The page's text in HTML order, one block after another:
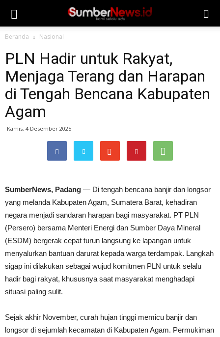
Beranda Nasional
PLN Hadir untuk Rakyat,
Menjaga Terang dan Harapan
di Tengah Bencana Kabupaten
Agam
Kamis, 4 Desember 2025
SumberNews, Padang — Di tengah bencana banjir dan longsor
yang melanda Kabupaten Agam, Sumatera Barat, kehadiran
negara menjadi sandaran harapan bagi masyarakat. PT PLN
(Persero) bersama Menteri Energi dan Sumber Daya Mineral
(ESDM) bergerak cepat turun langsung ke lapangan untuk
menyalurkan bantuan darurat kepada warga terdampak. Langkah
sigap ini dilakukan sebagai wujud komitmen PLN untuk selalu
hadir bagi rakyat, khususnya saat masyarakat menghadapi
situasi paling sulit.
Sejak akhir November, curah hujan tinggi memicu banjir dan
longsor di sejumlah kecamatan di Kabupaten Agam. Permukiman